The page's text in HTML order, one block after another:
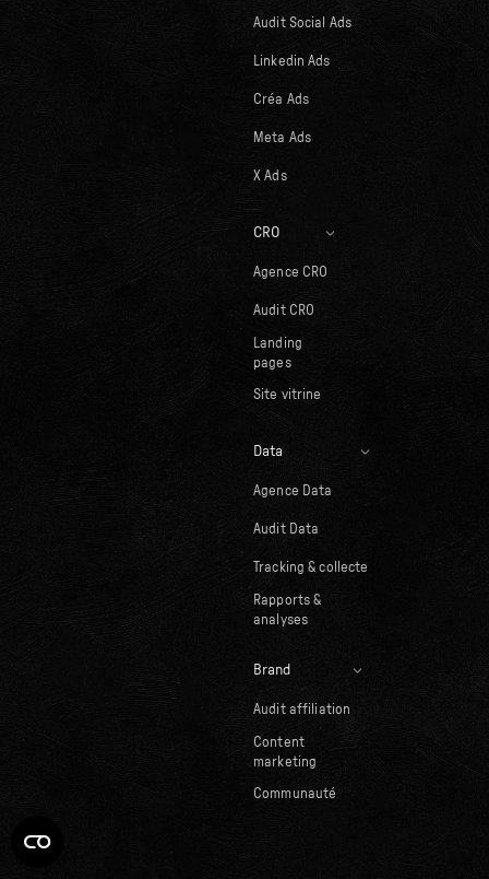
Audit Social Ads
Linkedin Ads
Créa Ads
Meta Ads
X Ads
CRO
Agence CRO
Audit CRO
Landing
pages
Site vitrine
Data
Agence Data
Audit Data
Tracking & collecte
Rapports &
analyses
Brand
Audit affiliation
Content
marketing
Communauté